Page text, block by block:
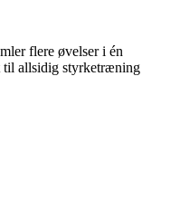
flere øvelser i én
til allsidig styrketræning